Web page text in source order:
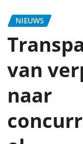
NIEUWS
van
naar